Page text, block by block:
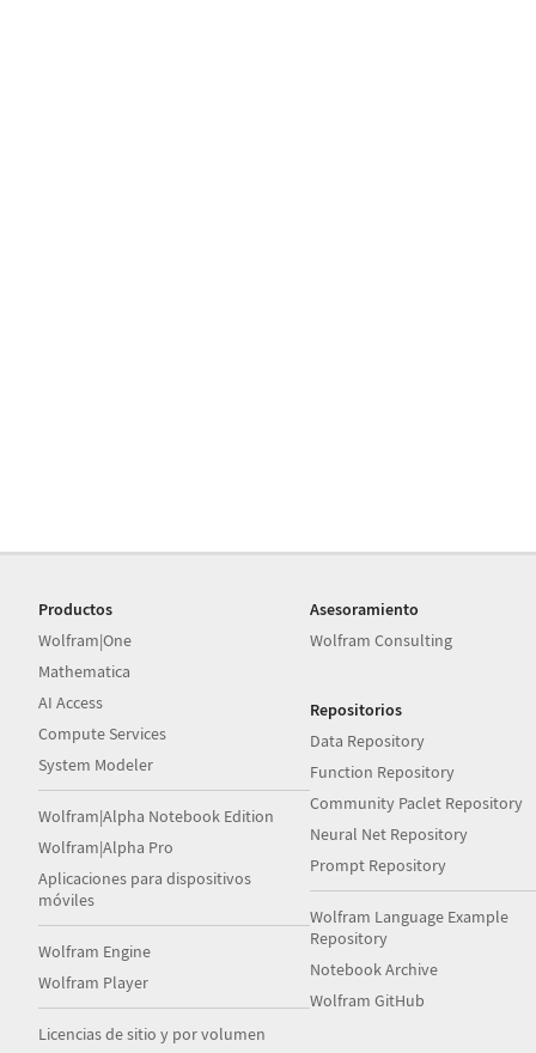
Productos
Wolfram|One
Mathematica
AI Access
Compute Services
System Modeler
Wolfram|Alpha Notebook Edition
Wolfram|Alpha Pro
Aplicaciones para dispositivos
móviles
Wolfram Engine
Wolfram Player
Licencias de sitio y por volumen
Asesoramiento
Wolfram Consulting
Repositorios
Data Repository
Function Repository
Community Paclet Repository
Neural Net Repository
Prompt Repository
Wolfram Language Example
Repository
Notebook Archive
Wolfram GitHub